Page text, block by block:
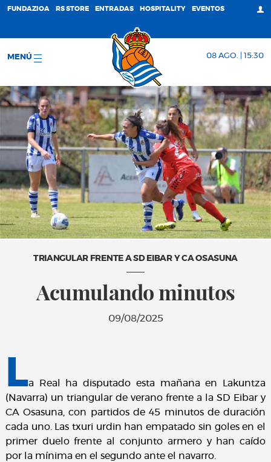
FUNDAZIOA RS STORE ENTRADAS HOSPITALITY EVENTOS
MENÚ 08 AGO. | 15:30
TRIANGULAR FRENTE A SD EIBAR Y CA OSASUNA
Acumulando minutos
09/08/2025
La Real ha disputado esta mañana en Lakuntza
(Navarra) un triangular de verano frente a la SD Eibar y
CA Osasuna, con partidos de 45 minutos de duración
cada uno. Las txuri urdin han empatado sin goles en el
primer duelo frente al conjunto armero y han caído
por la mínima en el segundo ante el navarro.